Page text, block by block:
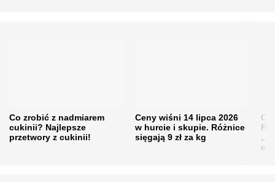
Co zrobić z nadmiarem
cukinii? Najlepsze
przetwory z cukinii!
Ceny wiśni 14 lipca 2026
w hurcie i skupie. Różnice
sięgają 9 zł za kg